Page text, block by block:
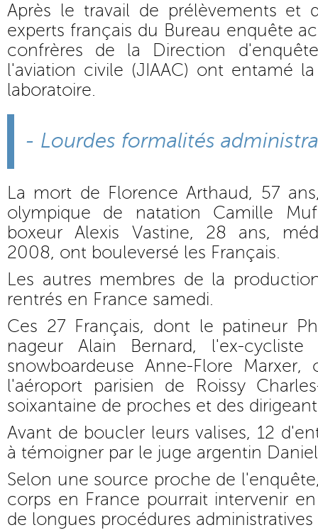
Après le travail de prélèvements et
experts français du Bureau enquête
confrères de la Direction
l'aviation civile (JIAAC) ont entamé
laboratoire.
- Lourdes formalités
La mort de Florence Arthaud, 57
olympique de natation Camille
boxeur Alexis Vastine, 28 ans,
2008, ont bouleversé les Français.
Les autres membres de la
rentrés en France samedi.
Ces 27 Français, dont le patineur
nageur Alain Bernard, l'ex-
snowboardeuse Anne-Flore
l'aéroport parisien de Roissy
soixantaine de proches et des
Avant de boucler leurs valises, 12
à témoigner par le juge argentin
Selon une source proche de
corps en France pourrait intervenir
de longues procédures